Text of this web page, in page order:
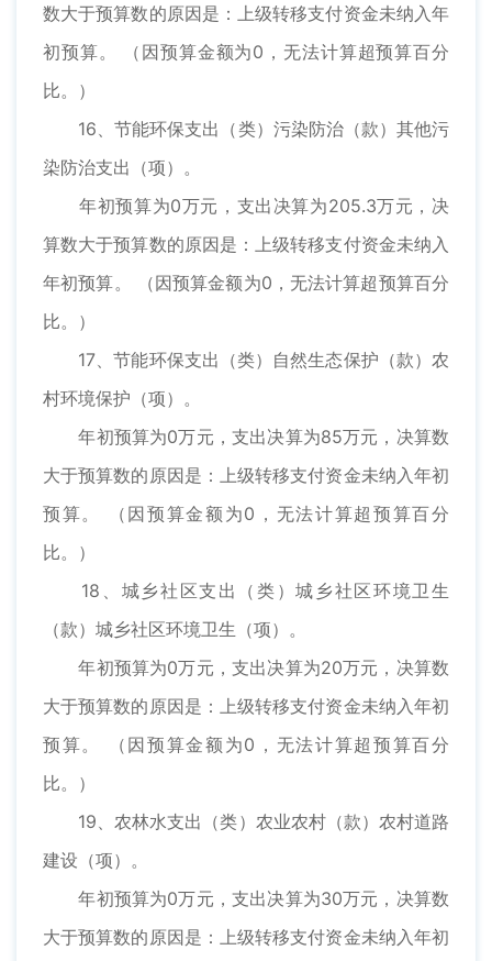
数大于预算数的原因是：上级转移支付资金未纳入年
初预算。 （因预算金额为0，无法计算超预算百分
比。）
16、节能环保支出（类）污染防治（款）其他污
染防治支出（项）。
年初预算为0万元，支出决算为205.3万元，决
算数大于预算数的原因是：上级转移支付资金未纳入
年初预算。 （因预算金额为0，无法计算超预算百分
比。）
17、节能环保支出（类）自然生态保护（款）农
村环境保护（项）。
年初预算为0万元，支出决算为85万元，决算数
大于预算数的原因是：上级转移支付资金未纳入年初
预算。 （因预算金额为0，无法计算超预算百分
比。）
18、城乡社区支出（类）城乡社区环境卫生
（款）城乡社区环境卫生（项）。
年初预算为0万元，支出决算为20万元，决算数
大于预算数的原因是：上级转移支付资金未纳入年初
预算。 （因预算金额为0，无法计算超预算百分
比。）
19、农林水支出（类）农业农村（款）农村道路
建设（项）。
年初预算为0万元，支出决算为30万元，决算数
大于预算数的原因是：上级转移支付资金未纳入年初